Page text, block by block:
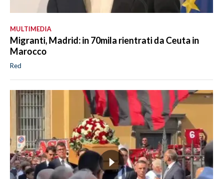
MULTIMEDIA
Migranti, Madrid: in 70mila rientrati da Ceuta in
Marocco
Red